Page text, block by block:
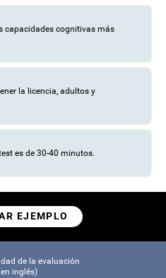
capacidades cognitivas más
la licencia, adultos y
es de 30-40 minutos.
EJEMPLO
de la evaluación
inglés)